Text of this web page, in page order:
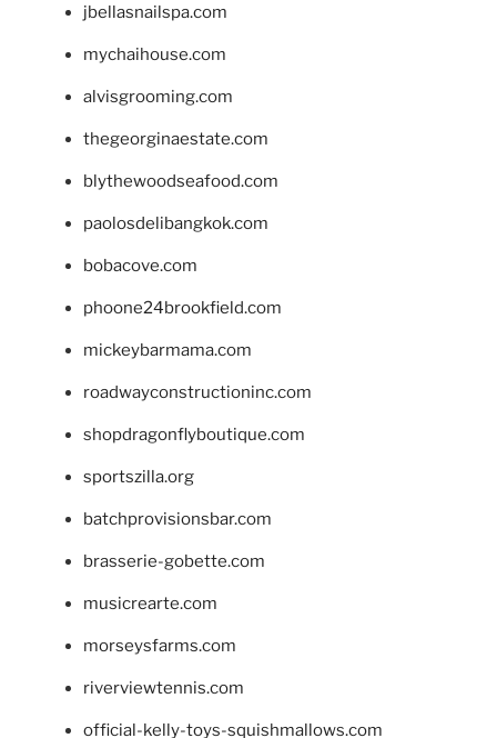
jbellasnailspa.com
mychaihouse.com
alvisgrooming.com
thegeorginaestate.com
blythewoodseafood.com
paolosdelibangkok.com
bobacove.com
phoone24brookfield.com
mickeybarmama.com
roadwayconstructioninc.com
shopdragonflyboutique.com
sportszilla.org
batchprovisionsbar.com
brasserie-gobette.com
musicrearte.com
morseysfarms.com
riverviewtennis.com
official-kelly-toys-squishmallows.com